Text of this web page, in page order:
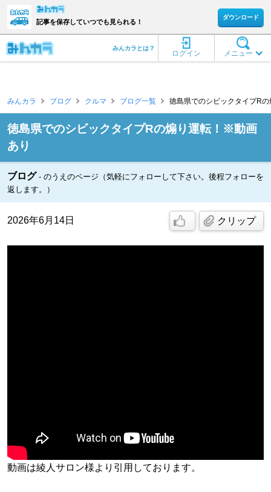
記事を保存していつでも見られる！
ダウンロード
メニュー
ログイン
みんカラとは？
みんカラ ブログ クルマ ブログ一覧 徳島県でのシビックタイプR
徳島県でのシビックタイプRの煽り運転！※動画
あり
ブログ
のうえのページ（気軽にフォローして下さい。後程フォローを
返します。）
2026年6月14日 クリップ
動画は綾人サロン様より引用しております。